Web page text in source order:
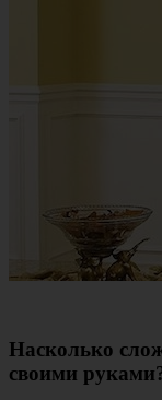
Насколько
своими